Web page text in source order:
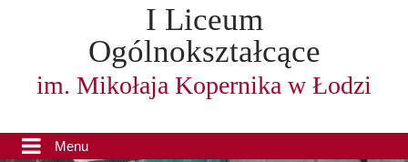
I Liceum
Ogólnokształcące
im. Mikołaja Kopernika w Łodzi
Menu